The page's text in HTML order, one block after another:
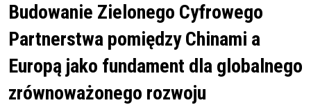
Budowanie Zielonego Cyfrowego
Partnerstwa pomiędzy Chinami a
Europą jako fundament dla globalnego
zrównoważonego rozwoju